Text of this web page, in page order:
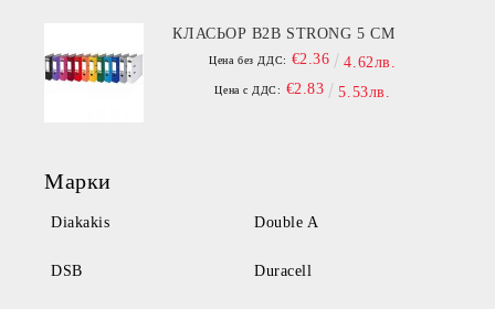
КЛАСЬОР B2B STRONG 5 СМ
Цена без ДДС: €2.36 4.62лв.
Цена с ДДС: €2.83 5.53лв.
Марки
Diakakis Double A
DSB Duracell